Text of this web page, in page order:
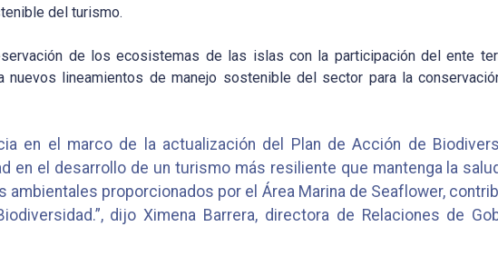
del turismo.
de los ecosistemas de las islas con la participación del ente
nuevos lineamientos de manejo sostenible del sector para la
en el marco de la actualización del Plan de Acción de
en el desarrollo de un turismo más resiliente que mantenga la
proporcionados por el Área Marina de Seaflower,
dijo Ximena Barrera, directora de Relaciones de